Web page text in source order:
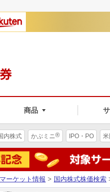
商品
内株式 かぶミニ® IPO・PO
マーケット情報 > 国内株式株価検索